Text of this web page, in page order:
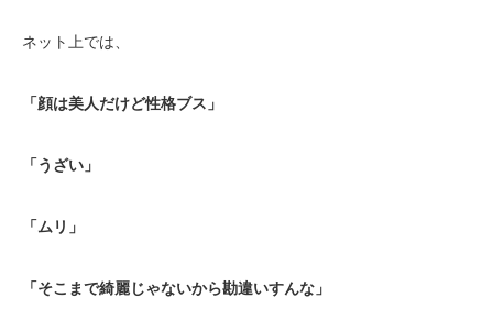
ネット上では、
「顔は美人だけど性格ブス」
「うざい」
「ムリ」
「そこまで綺麗じゃないから勘違いすんな」